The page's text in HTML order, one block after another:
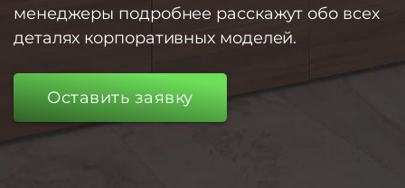
менеджеры подробнее расскажут обо всех
деталях корпоративных моделей.
Оставить заявку